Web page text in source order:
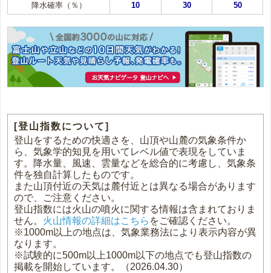
降水確率（％）
10 30 50
[登山指数について]
登山をするための快適さを、山頂や山麓の気象条件か
ら、気象学的知見を用いてレベル値で表現をしていま
す。降水量、風速、雲量などを総合的に考慮し、気象条
件を独自計算したものです。
また山頂付近の天気は麓付近とは異なる場合があります
ので、ご注意ください。
登山指数には火山の噴火に関する情報は含まれておりま
せん。 火山情報の詳細はこちら をご確認ください。
※1000m以上の地点は、気象業務法により表示内容が異
なります。
※試験的に500m以上1000m以下の地点でも登山指数の
掲載を開始しています。（2026.04.30）